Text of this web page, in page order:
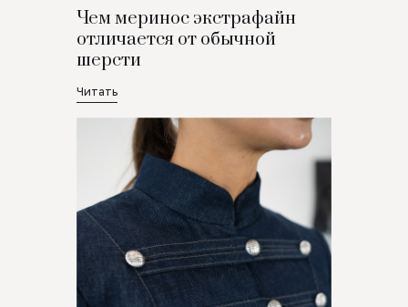
Чем меринос экстрафайн
отличается от обычной
шерсти
Читать